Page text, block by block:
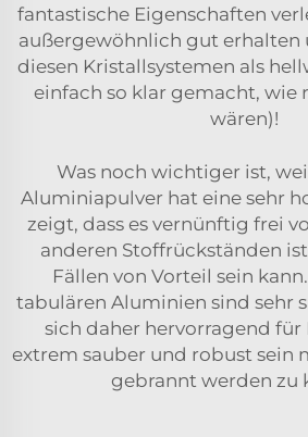
fantastische Eigenschaften
außergewöhnlich gut erhalten
diesen Kristallsystemen als
einfach so klar gemacht, wie
wären)!
Was noch wichtiger ist,
Aluminiapulver hat eine sehr
zeigt, dass es vernünftig frei
anderen Stoffrückständen
Fällen von Vorteil sein
tabulären Aluminien sind sehr
sich daher hervorragend für
extrem sauber und robust sein
gebrannt werden zu